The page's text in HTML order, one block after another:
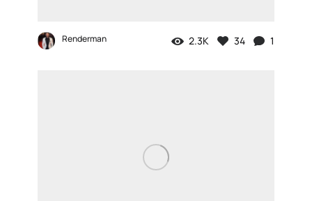
Renderman 2.3K 34 1